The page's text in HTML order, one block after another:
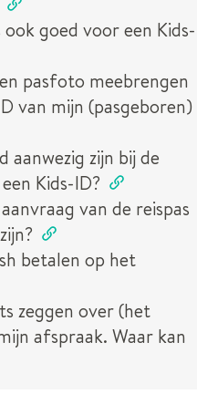
ook goed voor een Kids-
pasfoto meebrengen
van mijn (pasgeboren)
aanwezig zijn bij de
Kids-ID?
van de reispas
betalen op het
zeggen over (het
afspraak. Waar kan